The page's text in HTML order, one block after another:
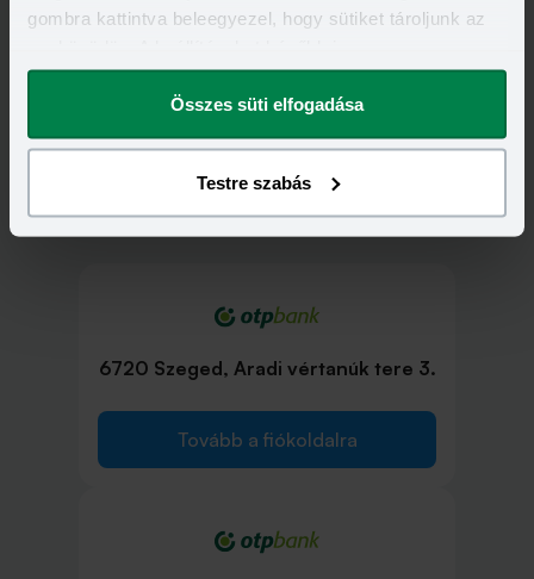
gombra kattintva beleegyezel, hogy sütiket tároljunk az
megváltoztathatod.
Összes süti elfogadása
Testre szabás
OTP Bank bankfiókok Szeged településen
6720 Szeged, Aradi vértanúk tere 3.
Tovább a fiókoldalra